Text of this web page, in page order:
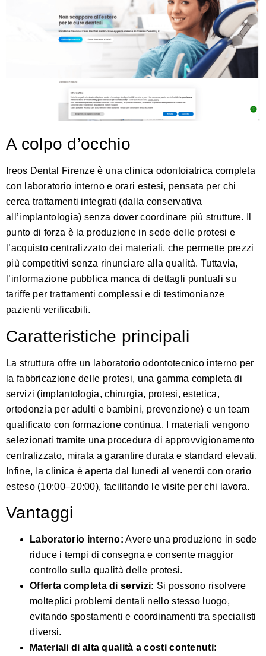
A colpo d’occhio
Ireos Dental Firenze è una clinica odontoiatrica completa
con laboratorio interno e orari estesi, pensata per chi
cerca trattamenti integrati (dalla conservativa
all’implantologia) senza dover coordinare più strutture. Il
punto di forza è la produzione in sede delle protesi e
l’acquisto centralizzato dei materiali, che permette prezzi
più competitivi senza rinunciare alla qualità. Tuttavia,
l’informazione pubblica manca di dettagli puntuali su
tariffe per trattamenti complessi e di testimonianze
pazienti verificabili.
Caratteristiche principali
La struttura offre un laboratorio odontotecnico interno per
la fabbricazione delle protesi, una gamma completa di
servizi (implantologia, chirurgia, protesi, estetica,
ortodonzia per adulti e bambini, prevenzione) e un team
qualificato con formazione continua. I materiali vengono
selezionati tramite una procedura di approvvigionamento
centralizzato, mirata a garantire durata e standard elevati.
Infine, la clinica è aperta dal lunedì al venerdì con orario
esteso (10:00–20:00), facilitando le visite per chi lavora.
Vantaggi
Laboratorio interno: Avere una produzione in sede
riduce i tempi di consegna e consente maggior
controllo sulla qualità delle protesi.
Offerta completa di servizi: Si possono risolvere
molteplici problemi dentali nello stesso luogo,
evitando spostamenti e coordinamenti tra specialisti
diversi.
Materiali di alta qualità a costi contenuti: